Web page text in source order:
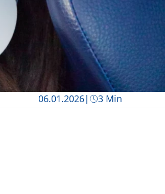
Datum
06.01.2026|
Lesezeit
3 Min